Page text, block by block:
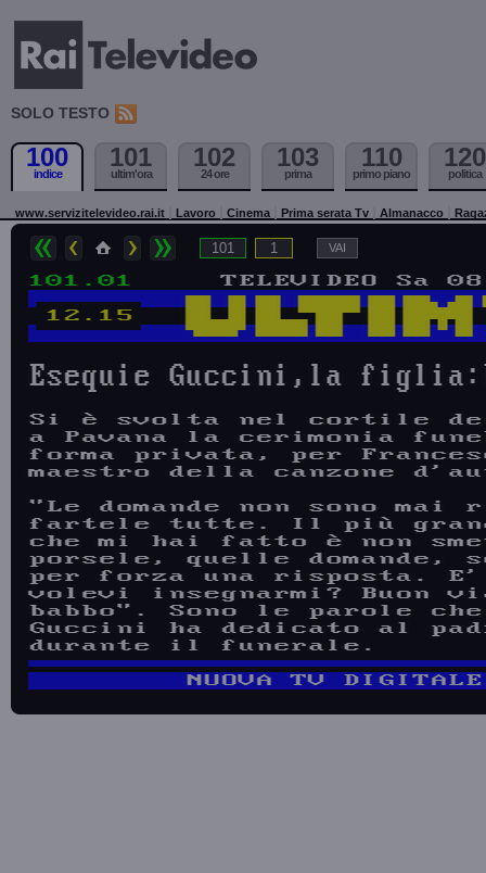
SOLO TESTO
100
indice
101
ultim'ora
102
24 ore
103
prima
110
primo piano
120
politica
www.servizitelevideo.rai.it Lavoro Cinema Prima serata Tv Almanacco